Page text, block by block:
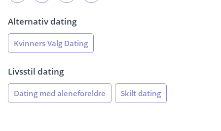
Alternativ dating
Kvinners Valg Dating
Livsstil dating
Dating med aleneforeldre Skilt dating